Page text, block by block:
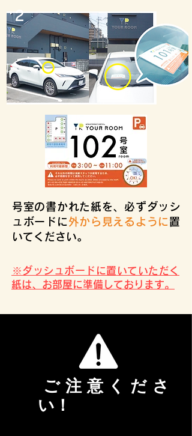
2
号室の書かれた紙を、必ずダッシ
ュボードに 外から見えるように 置
いてください。
​※ダッシュボードに置いていただく
紙は、お部屋に準備しております。
​ご注意くださ
い！